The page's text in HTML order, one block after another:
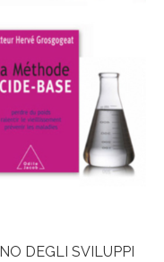
DEGLI SVILUPPI